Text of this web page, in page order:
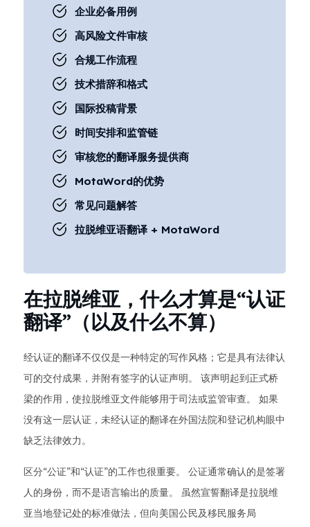
企业必备用例
高风险文件审核
合规工作流程
技术措辞和格式
国际投稿背景
时间安排和监管链
审核您的翻译服务提供商
MotaWord的优势
常见问题解答
拉脱维亚语翻译 + MotaWord
在拉脱维亚，什么才算是“认证
翻译”（以及什么不算）
经认证的翻译不仅仅是一种特定的写作风格；它是具有法律认
可的交付成果，并附有签字的认证声明。 该声明起到正式桥
梁的作用，使拉脱维亚文件能够用于司法或监管审查。 如果
没有这一层认证，未经认证的翻译在外国法院和登记机构眼中
缺乏法律效力。
区分“公证”和“认证”的工作也很重要。 公证通常确认的是签署
人的身份，而不是语言输出的质量。 虽然宣誓翻译是拉脱维
亚当地登记处的标准做法，但向美国公民及移民服务局